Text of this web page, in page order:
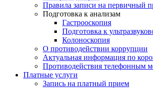
Правила записи на первичный
Подготовка к анализам
Гастрооскопия
Подготовка к
Колоноскопия
О противодействии коррупции
Актуальная информация по
Противодействия телефонным
Платные услуги
Запись на платный прием